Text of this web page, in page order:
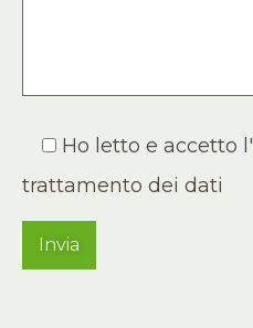
Ho letto e accetto l'
trattamento dei dati